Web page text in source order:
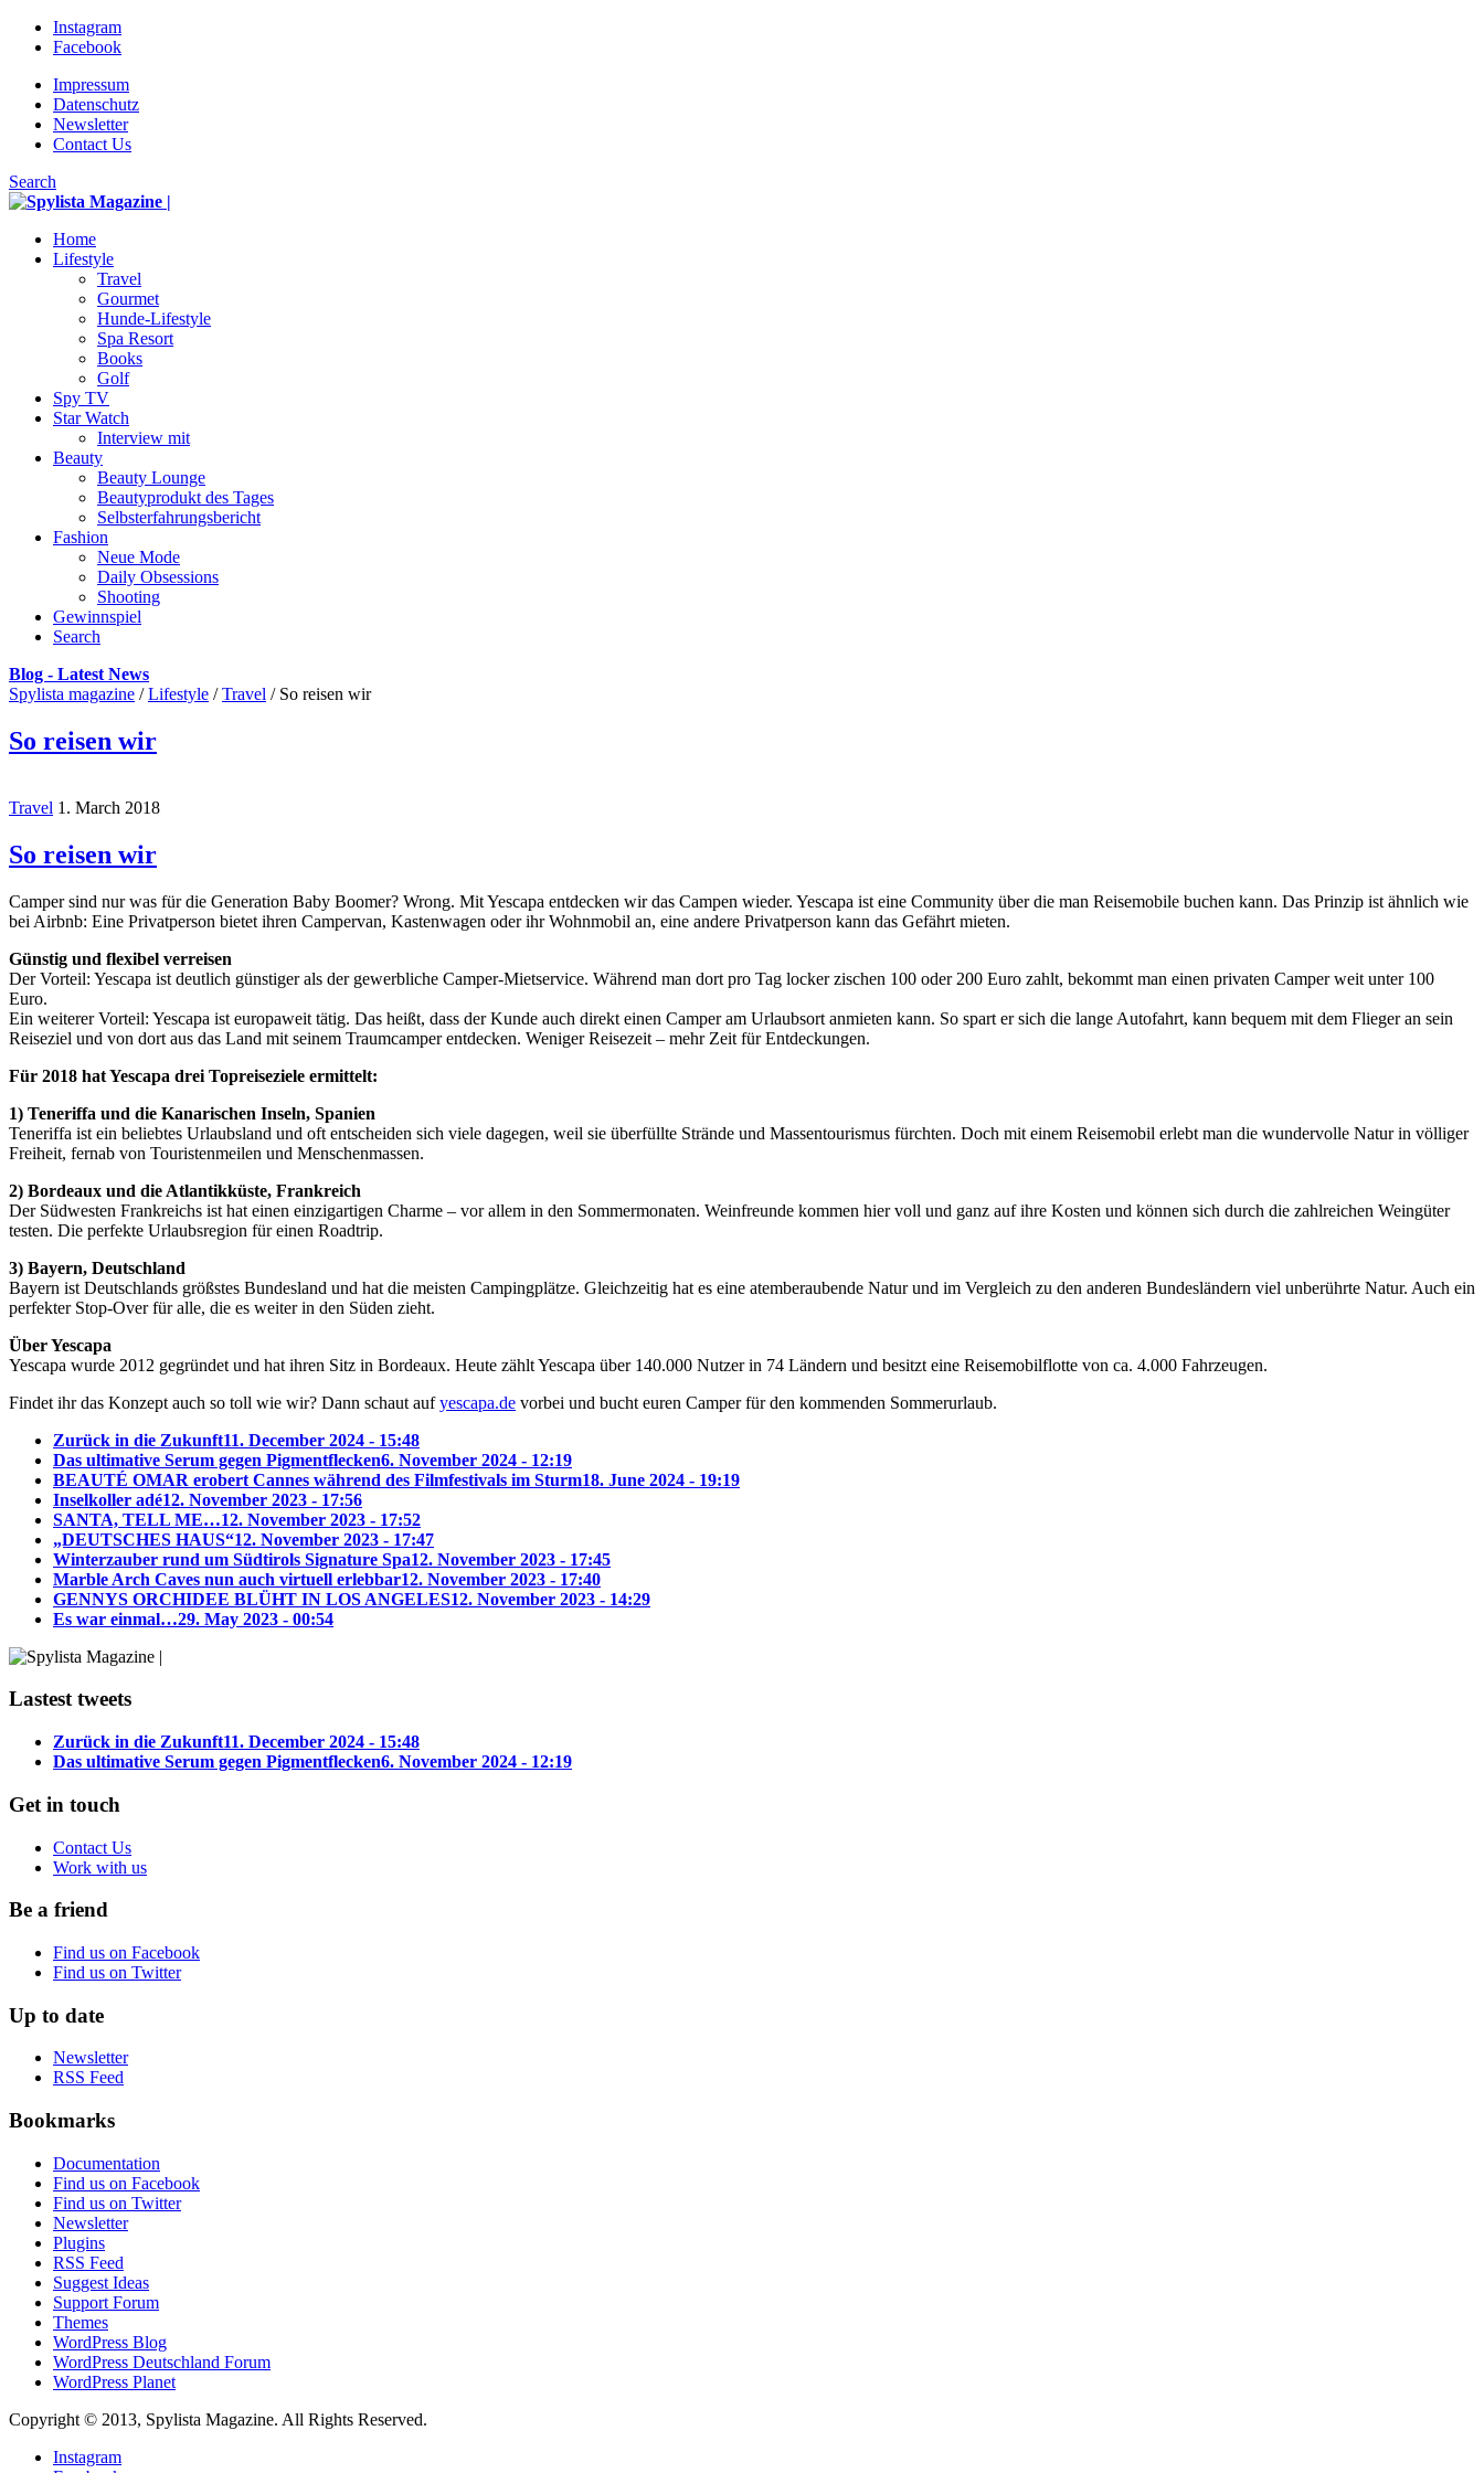
Instagram
Facebook
Impressum
Datenschutz
Newsletter
Contact Us
Search
Home
Lifestyle
Travel
Gourmet
Hunde-Lifestyle
Spa Resort
Books
Golf
Spy TV
Star Watch
Interview mit
Beauty
Beauty Lounge
Beautyprodukt des Tages
Selbsterfahrungsbericht
Fashion
Neue Mode
Daily Obsessions
Shooting
Gewinnspiel
Search
Blog - Latest News
Spylista magazine / Lifestyle / Travel / So reisen wir
So reisen wir
Travel 1. March 2018
So reisen wir
Camper sind nur was für die Generation Baby Boomer? Wrong. Mit Yescapa entdecken wir das Campen wieder. Yescapa ist eine Community über die man Reisemobile buchen kann. Das Prinzip ist ähnlich wie
bei Airbnb: Eine Privatperson bietet ihren Campervan, Kastenwagen oder ihr Wohnmobil an, eine andere Privatperson kann das Gefährt mieten.
Günstig und flexibel verreisen
Der Vorteil: Yescapa ist deutlich günstiger als der gewerbliche Camper-Mietservice. Während man dort pro Tag locker zischen 100 oder 200 Euro zahlt, bekommt man einen privaten Camper weit unter 100
Euro.
Ein weiterer Vorteil: Yescapa ist europaweit tätig. Das heißt, dass der Kunde auch direkt einen Camper am Urlaubsort anmieten kann. So spart er sich die lange Autofahrt, kann bequem mit dem Flieger an sein
Reiseziel und von dort aus das Land mit seinem Traumcamper entdecken. Weniger Reisezeit – mehr Zeit für Entdeckungen.
Für 2018 hat Yescapa drei Topreiseziele ermittelt:
1) Teneriffa und die Kanarischen Inseln, Spanien
Teneriffa ist ein beliebtes Urlaubsland und oft entscheiden sich viele dagegen, weil sie überfüllte Strände und Massentourismus fürchten. Doch mit einem Reisemobil erlebt man die wundervolle Natur in völliger
Freiheit, fernab von Touristenmeilen und Menschenmassen.
2) Bordeaux und die Atlantikküste, Frankreich
Der Südwesten Frankreichs ist hat einen einzigartigen Charme – vor allem in den Sommermonaten. Weinfreunde kommen hier voll und ganz auf ihre Kosten und können sich durch die zahlreichen Weingüter
testen. Die perfekte Urlaubsregion für einen Roadtrip.
3) Bayern, Deutschland
Bayern ist Deutschlands größstes Bundesland und hat die meisten Campingplätze. Gleichzeitig hat es eine atemberaubende Natur und im Vergleich zu den anderen Bundesländern viel unberührte Natur. Auch ein
perfekter Stop-Over für alle, die es weiter in den Süden zieht.
Über Yescapa
Yescapa wurde 2012 gegründet und hat ihren Sitz in Bordeaux. Heute zählt Yescapa über 140.000 Nutzer in 74 Ländern und besitzt eine Reisemobilflotte von ca. 4.000 Fahrzeugen.
Findet ihr das Konzept auch so toll wie wir? Dann schaut aufyescapa.de vorbei und bucht euren Camper für den kommenden Sommerurlaub.
Zurück in die Zukunft11. December 2024 - 15:48
Das ultimative Serum gegen Pigmentflecken6. November 2024 - 12:19
BEAUTÉ OMAR erobert Cannes während des Filmfestivals im Sturm18. June 2024 - 19:19
Inselkoller adé12. November 2023 - 17:56
SANTA, TELL ME…12. November 2023 - 17:52
„DEUTSCHES HAUS“12. November 2023 - 17:47
Winterzauber rund um Südtirols Signature Spa12. November 2023 - 17:45
Marble Arch Caves nun auch virtuell erlebbar12. November 2023 - 17:40
GENNYS ORCHIDEE BLÜHT IN LOS ANGELES12. November 2023 - 14:29
Es war einmal…29. May 2023 - 00:54
Lastest tweets
Zurück in die Zukunft11. December 2024 - 15:48
Das ultimative Serum gegen Pigmentflecken6. November 2024 - 12:19
Get in touch
Contact Us
Work with us
Be a friend
Find us on Facebook
Find us on Twitter
Up to date
Newsletter
RSS Feed
Bookmarks
Documentation
Find us on Facebook
Find us on Twitter
Newsletter
Plugins
RSS Feed
Suggest Ideas
Support Forum
Themes
WordPress Blog
WordPress Deutschland Forum
WordPress Planet
Copyright © 2013, Spylista Magazine. All Rights Reserved.
Instagram